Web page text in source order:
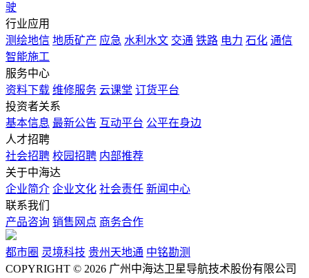
驶
行业应用
测绘地信 地质矿产 应急 水利水文 交通 铁路 电力 石化 通信
智能施工
服务中心
资料下载 维修服务 云课堂 订货平台
投资者关系
基本信息 最新公告 互动平台 公平在身边
人才招聘
社会招聘 校园招聘 内部推荐
关于中海达
企业简介 企业文化 社会责任 新闻中心
联系我们
产品咨询 销售网点 商务合作
都市圈 灵境科技 贵州天地通 中铭勘测
COPYRIGHT © 2026 广州中海达卫星导航技术股份有限公司